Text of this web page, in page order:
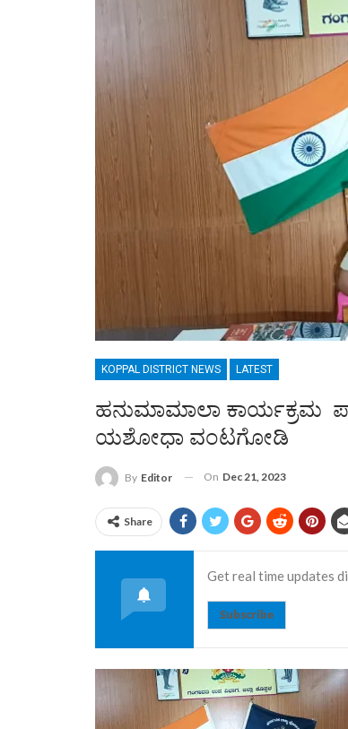
KOPPAL DISTRICT NEWS LATEST
ಹನುಮಾಮಾಲಾ ಕಾರ್ಯಕ್ರಮ
ಯಶೋಧಾ ವಂಟಗೋಡಿ
By Editor On Dec 21, 2023
Share
Get real time updates
Subscribe